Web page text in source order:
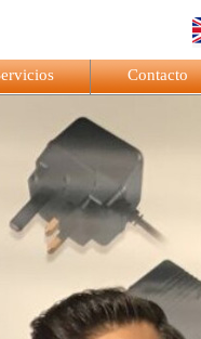
Contacto